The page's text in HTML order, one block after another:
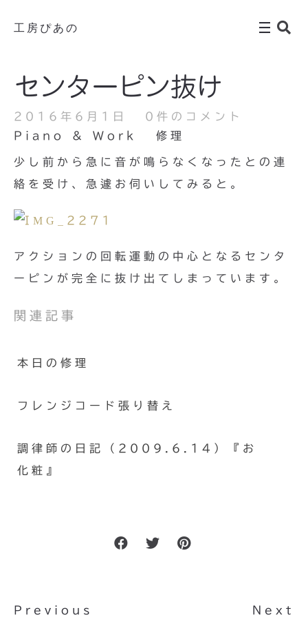
工房ぴあの
センターピン抜け
2016年6月1日
0件のコメント
Piano & Work
修理
少し前から急に音が鳴らなくなったとの連
絡を受け、急遽お伺いしてみると。
アクションの回転運動の中心となるセンタ
ーピンが完全に抜け出てしまっています。
関連記事
本日の修理
フレンジコード張り替え
調律師の日記（2009.6.14）『お
化粧』
Previous Next